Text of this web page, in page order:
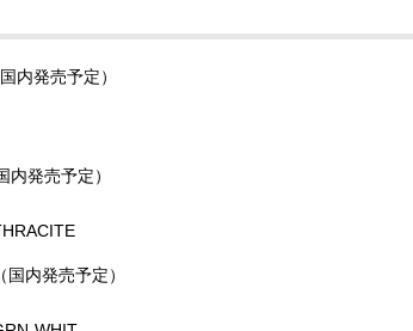
内発売予定）
内発売予定）
国内発売予定）